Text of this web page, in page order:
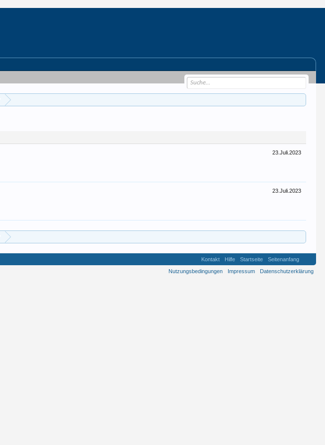
23.Juli.2023
23.Juli.2023
Kontakt Hilfe Startseite
Seitenanfang
Nutzungsbedingungen
Impressum Datenschutzerklärung